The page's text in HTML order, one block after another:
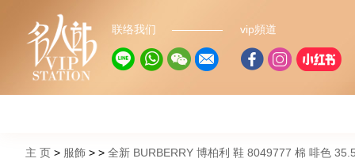
联络我们 vip頻道
主 页 服飾 全新 BURBERRY 博柏利 鞋 8049777 棉 啡色